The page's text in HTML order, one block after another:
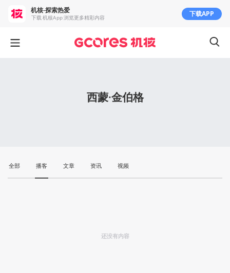
西蒙·金伯格
全部 播客 文章 资讯 视频
还没有内容
机核-探索热爱
下载 机核App 浏览更多精彩内容 下载APP